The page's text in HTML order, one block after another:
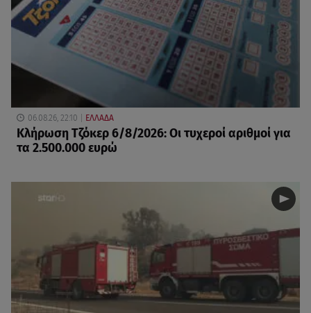
06.08.26, 22:10 ΕΛΛΑΔΑ
Κλήρωση Τζόκερ 6/8/2026: Οι τυχεροί αριθμοί για
τα 2.500.000 ευρώ